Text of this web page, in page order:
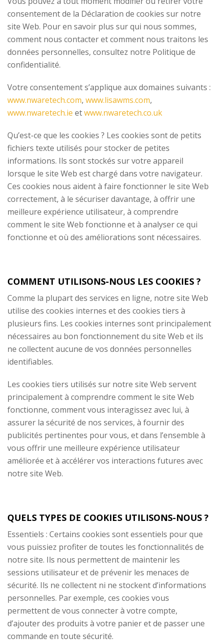
consentement de la Déclaration de cookies sur notre
site Web. Pour en savoir plus sur qui nous sommes,
comment nous contacter et comment nous traitons les
données personnelles, consultez notre Politique de
confidentialité.
Votre consentement s’applique aux domaines suivants :
www.nwaretech.com, www.lisawms.com,
www.nwaretech.ie etwww.nwaretech.co.uk
Qu’est-ce que les cookies ? Les cookies sont de petits
fichiers texte utilisés pour stocker de petites
informations. Ils sont stockés sur votre appareil
lorsque le site Web est chargé dans votre navigateur.
Ces cookies nous aident à faire fonctionner le site Web
correctement, à le sécuriser davantage, à offrir une
meilleure expérience utilisateur, à comprendre
comment le site Web fonctionne et à analyser ce qui
fonctionne et où des améliorations sont nécessaires.
COMMENT UTILISONS-NOUS LES COOKIES ?
Comme la plupart des services en ligne, notre site Web
utilise des cookies internes et des cookies tiers à
plusieurs fins. Les cookies internes sont principalement
nécessaires au bon fonctionnement du site Web et ils
ne collectent aucune de vos données personnelles
identifiables.
Les cookies tiers utilisés sur notre site Web servent
principalement à comprendre comment le site Web
fonctionne, comment vous interagissez avec lui, à
assurer la sécurité de nos services, à fournir des
publicités pertinentes pour vous, et dans l’ensemble à
vous offrir une meilleure expérience utilisateur
améliorée et à accélérer vos interactions futures avec
notre site Web.
QUELS TYPES DE COOKIES UTILISONS-NOUS ?
Essentiels : Certains cookies sont essentiels pour que
vous puissiez profiter de toutes les fonctionnalités de
notre site. Ils nous permettent de maintenir les
sessions utilisateur et de prévenir les menaces de
sécurité. Ils ne collectent ni ne stockent d’informations
personnelles. Par exemple, ces cookies vous
permettent de vous connecter à votre compte,
d’ajouter des produits à votre panier et de passer une
commande en toute sécurité.